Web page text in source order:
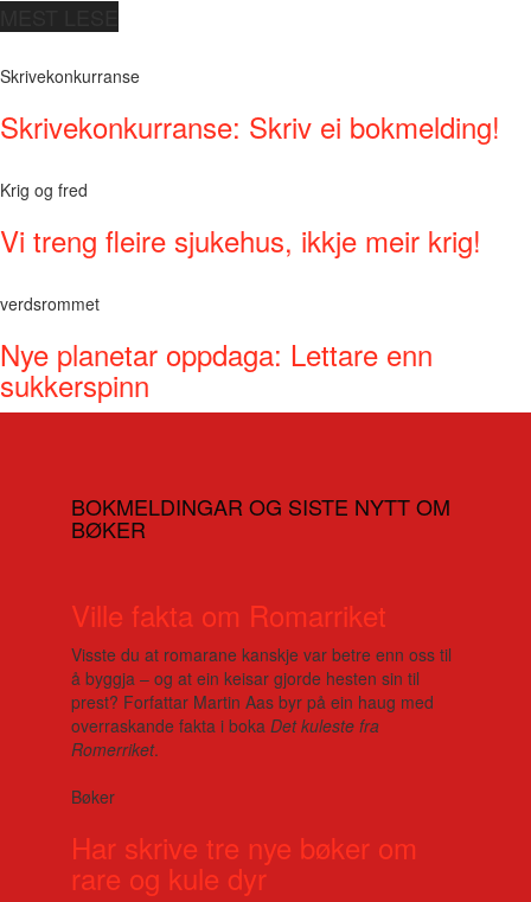
Skrivekonkurranse
Skrivekonkurranse: Skriv ei bokmelding!
Krig og fred
Vi treng fleire sjukehus, ikkje meir krig!
verdsrommet
Nye planetar oppdaga: Lettare enn
sukkerspinn
BOKMELDINGAR OG SISTE NYTT OM
BØKER
Ville fakta om Romarriket
Visste du at romarane kanskje var betre enn oss til
å byggja – og at ein keisar gjorde hesten sin til
prest? Forfattar Martin Aas byr på ein haug med
overraskande fakta i boka Det kuleste fra
Romerriket.
Bøker
Har skrive tre nye bøker om
rare og kule dyr